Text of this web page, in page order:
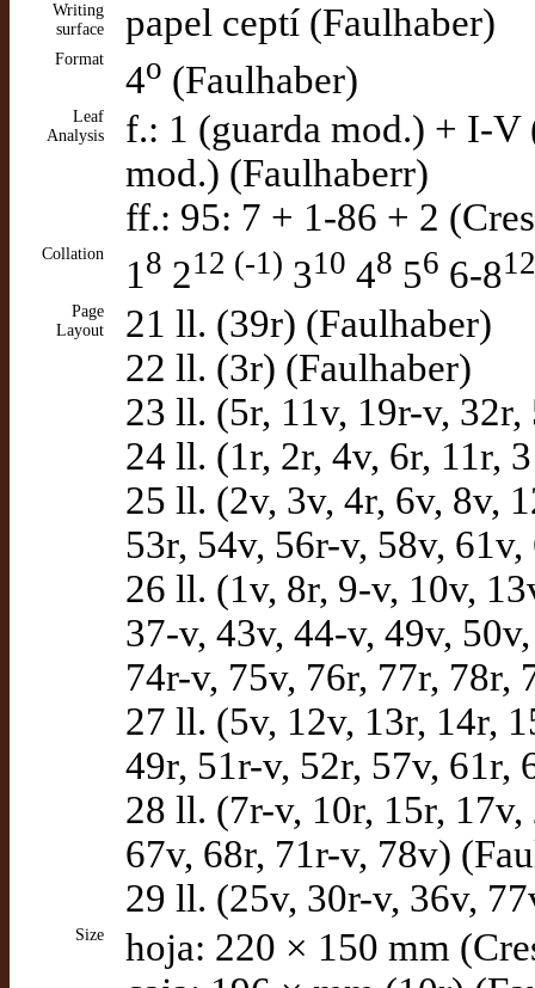
Writing
surface
papel ceptí (Faulhaber)
Format 4o (Faulhaber)
Leaf
Analysis
f.: 1 (guarda mod.) + I-
mod.) (Faulhaberr)
ff.: 95: 7 + 1-86 + 2
Collation 1 8 212 (-1) 310 48 56 6-812
Page
Layout
21 ll. (39r) (Faulhaber)
22 ll. (3r) (Faulhaber)
23 ll. (5r, 11v, 19r-v,
24 ll. (1r, 2r, 4v, 6r, 11r,
25 ll. (2v, 3v, 4r, 6v, 8v,
53r, 54v, 56r-v, 58v,
26 ll. (1v, 8r, 9-v, 10v,
37-v, 43v, 44-v, 49v,
74r-v, 75v, 76r, 77r, 78r,
27 ll. (5v, 12v, 13r, 14r,
49r, 51r-v, 52r, 57v, 61r,
28 ll. (7r-v, 10r, 15r,
67v, 68r, 71r-v, 78v)
29 ll. (25v, 30r-v, 36v,
Size
hoja: 220 × 150 mm